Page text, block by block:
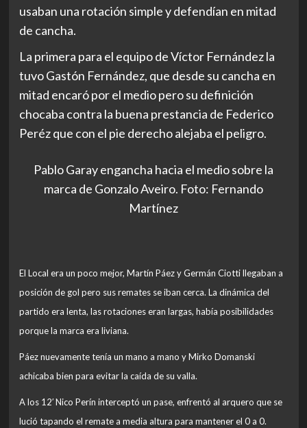
usaban una rotación simple y defendían en mitad
de cancha.
La primera para el equipo de Víctor Fernández la
tuvo Gastón Fernández, que desde su cancha en
mitad encaró por el medio pero su definición
chocaba contra la buena prestancia de Federico
Peréz que con el pie derecho alejaba el peligro.
Pablo Garay engancha hacia el medio sobre la
marca de Gonzalo Aveiro. Foto: Fernando
Martínez
El Local era un poco mejor, Martín Páez y Germán Ciotti llegaban a
posición de gol pero sus remates se iban cerca. La dinámica del
partido era lenta, las rotaciones eran largas, había posibilidades
porque la marca era liviana.
Páez nuevamente tenía un mano a mano y Mirko Domanski
achicaba bien para evitar la caída de su valla.
A los 12′ Nico Perín interceptó un pase, enfrentó al arquero que se
lució tapando el remate a media altura para mantener el 0 a 0.